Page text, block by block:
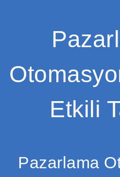
Etkili
Pazarlama